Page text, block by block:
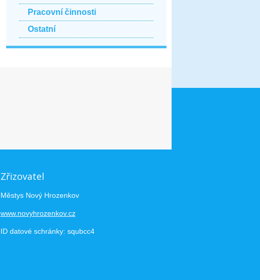
Pracovní činnosti
Ostatní
Zřizovatel
Městys Nový Hrozenkov
www.novyhrozenkov.cz
ID datové schránky: squbcc4